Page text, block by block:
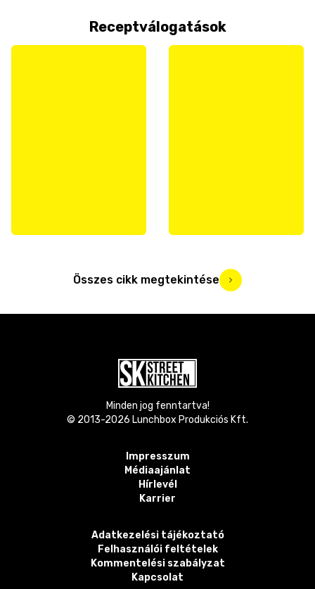
Receptválogatások
Összes cikk megtekintése
Minden jog fenntartva!
© 2013-2026 Lunchbox Produkciós Kft.
Impresszum
Médiaajánlat
Hírlevél
Karrier
Adatkezelési tájékoztató
Felhasználói feltételek
Kommentelési szabályzat
Kapcsolat